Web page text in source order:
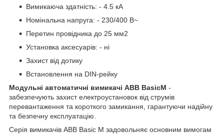
Вимикаюча здатність: - 4.5 кА
Номінальна напруга: - 230/400 В~
Перетин провідника до 25 мм2
Установка аксесуарів: - ні
Захист від дотику
Встановлення на DIN-рейку
Модульні автоматичні вимикачі ABB BasicM -
забезпечують захист електроустановок від струмів
перевантаження та короткого замикання, гарантуючи надійну
та безпечну експлуатацію.
Серія вимикачів ABB Basic M задовольняє основним вимогам